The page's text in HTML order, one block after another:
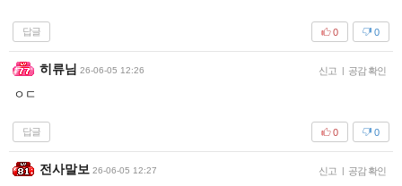
답글 0
0
히류님 26-06-05 12:26 신고 | 공감 확인
ㅇㄷ
답글 0
0
전사말보 26-06-05 12:27 신고 | 공감 확인